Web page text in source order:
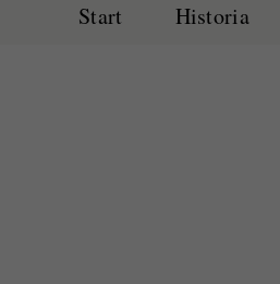
Start Historia